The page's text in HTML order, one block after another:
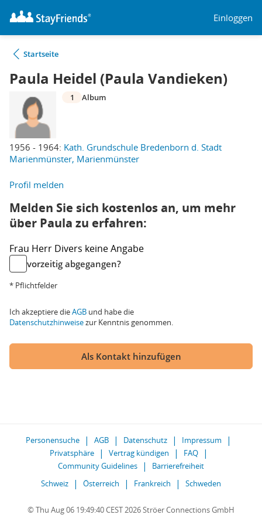
Einloggen
Startseite
Paula Heidel (Paula Vandieken)
1956 - 1964: Kath. Grundschule Bredenborn d. Stadt
Marienmünster, Marienmünster
1 Album
Profil melden
Melden Sie sich kostenlos an, um mehr
über Paula zu erfahren:
Frau Herr Divers keine Angabe
vorzeitig abgegangen?
* Pflichtfelder
Ich akzeptiere dieAGB und habe die
Datenschutzhinweisezur Kenntnis genommen.
Als Kontakt hinzufügen
Personensuche AGB Datenschutz
Impressum
Privatsphäre
Vertrag kündigen
FAQ
Community Guidelines
Barrierefreiheit
Schweiz
Österreich Frankreich Schweden
© Thu Aug 06 19:49:40 CEST 2026 Ströer Connections GmbH